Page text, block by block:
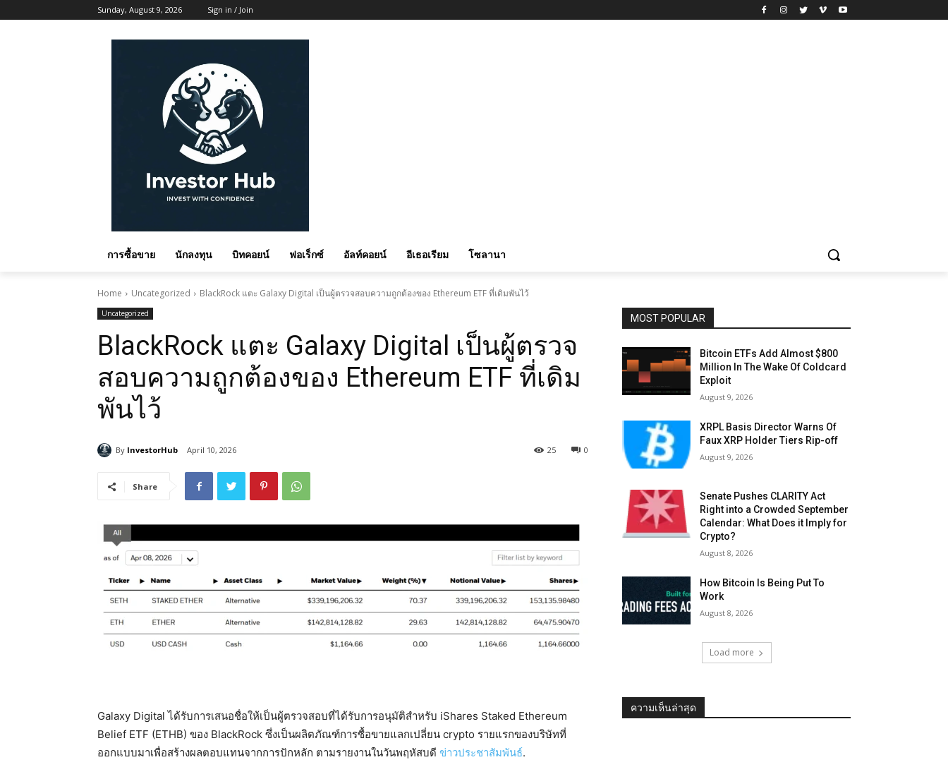
Sunday, August 9, 2026 Sign in / Join
การซื้อขาย นักลงทุน บิทคอยน์ ฟอเร็กซ์ อัลท์คอยน์ อีเธอเรียม โซลานา
Home Uncategorized BlackRock แตะ Galaxy Digital เป็นผู้ตรวจสอบความถูกต้องของ Ethereum ETF ที่เดิมพันไว้
Uncategorized
BlackRock แตะ Galaxy Digital เป็นผู้ตรวจ
สอบความถูกต้องของ Ethereum ETF ที่เดิม
พันไว้
By InvestorHub April 10, 2026 0
25
Share
Galaxy Digital ได้รับการเสนอชื่อให้เป็นผู้ตรวจสอบที่ได้รับการอนุมัติสำหรับ iShares Staked Ethereum
Belief ETF (ETHB) ของ BlackRock ซึ่งเป็นผลิตภัณฑ์การซื้อขายแลกเปลี่ยน crypto รายแรกของบริษัทที่
ออกแบบมาเพื่อสร้างผลตอบแทนจากการปักหลัก ตามรายงานในวันพฤหัสบดี ข่าวประชาสัมพันธ์.
MOST POPULAR
Bitcoin ETFs Add Almost $800
Million In The Wake Of Coldcard
Exploit
August 9, 2026
XRPL Basis Director Warns Of
Faux XRP Holder Tiers Rip-off
August 9, 2026
Senate Pushes CLARITY Act
Right into a Crowded September
Calendar: What Does it Imply for
Crypto?
August 8, 2026
How Bitcoin Is Being Put To
Work
August 8, 2026
Load more
ความเห็นล่าสุด